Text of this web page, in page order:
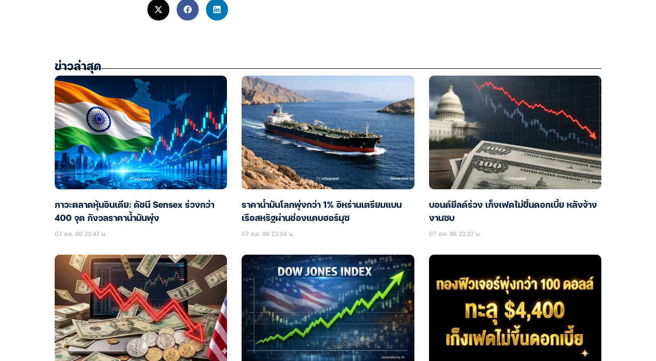
ข่าวล่าสุด
ภาวะตลาดหุ้นอินเดีย: ดัชนี Sensex ร่วงกว่า
400 จุด กังวลราคาน้ำมันพุ่ง
07 ส.ค. 69 23:47 น.
ราคาน้ำมันโลกพุ่งกว่า 1% อิหร่านเตรียมแบน
เรือสหรัฐผ่านช่องแคบฮอร์มุซ
07 ส.ค. 69 23:04 น.
บอนด์ยีลด์ร่วง เก็งเฟดไม่ขึ้นดอกเบี้ย หลังจ้าง
งานซบ
07 ส.ค. 69 22:27 น.